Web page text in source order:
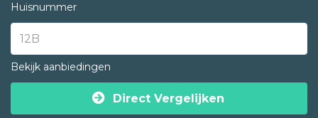
Huisnummer
Bekijk aanbiedingen
Direct Vergelijken